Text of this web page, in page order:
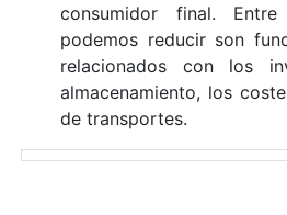
consumidor final.
podemos reducir son
relacionados con los
almacenamiento, los
de transportes.